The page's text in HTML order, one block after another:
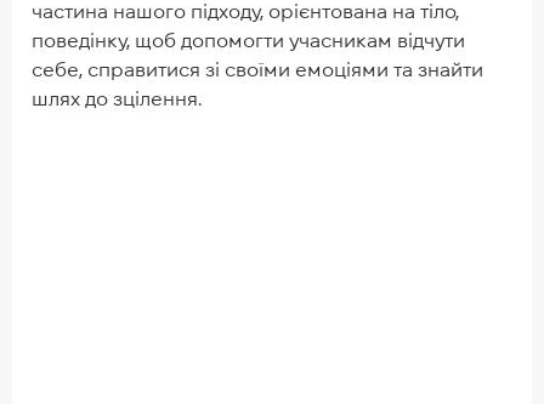
частина нашого підходу, орієнтована на тіло,
поведінку, щоб допомогти учасникам відчути
себе, справитися зі своїми емоціями та знайти
шлях до зцілення.